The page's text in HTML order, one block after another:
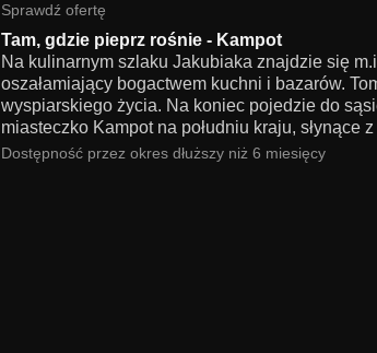
Sprawdź ofertę
Tam, gdzie pieprz rośnie - Kampot
Na kulinarnym szlaku Jakubiaka znajdzie się
oszałamiający bogactwem kuchni i bazarów.
wyspiarskiego życia. Na koniec pojedzie do
miasteczko Kampot na południu kraju, słynące
Dostępność przez okres dłuższy niż 6 miesięcy